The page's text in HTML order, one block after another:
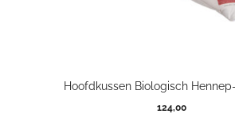
Hoofdkussen Biologisch
124,00